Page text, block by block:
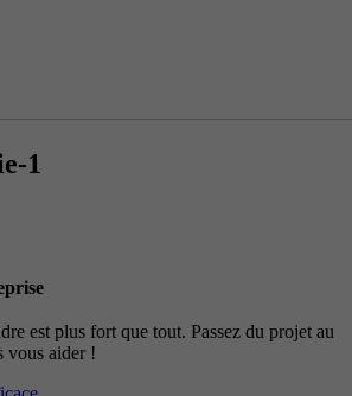
1
est plus fort que tout. Passez du projet au
vous aider !